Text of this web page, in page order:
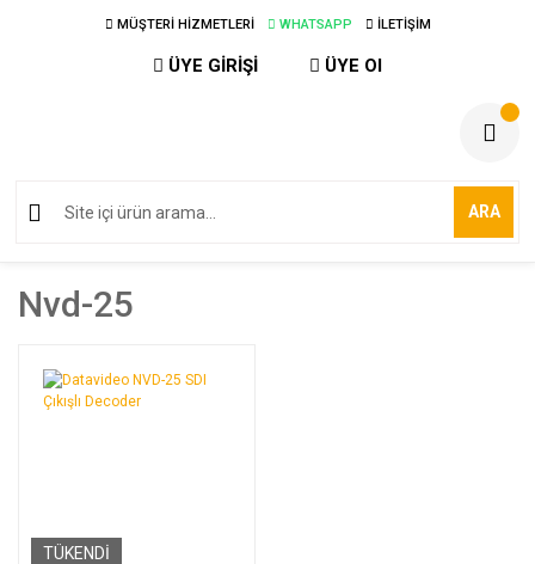
MÜŞTERİ HİZMETLERİ WHATSAPP İLETİŞİM
ÜYE GİRİŞİ ÜYE Ol
ARA
Nvd-25
TÜKENDİ